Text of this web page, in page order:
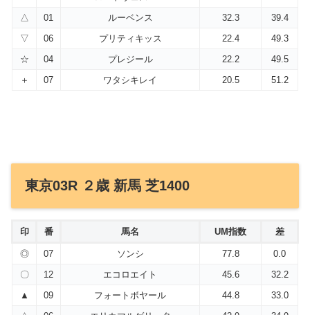
△
01 ルーベンス 32.3
39.4
▽
06 プリティキッス 22.4
49.3
☆
04 プレジール 22.2
49.5
＋
07 ワタシキレイ 20.5 51.2
東京03R ２歳 新馬 芝1400
印 番 馬名 UM指数 差
◎ 07 ソンシ 77.8
0.0
〇
12 エコロエイト 45.6
32.2
▲
09 フォートボヤール 44.8
33.0